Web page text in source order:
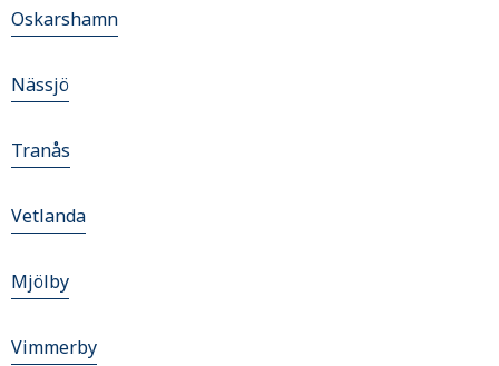
Oskarshamn
Nässjö
Tranås
Vetlanda
Mjölby
Vimmerby